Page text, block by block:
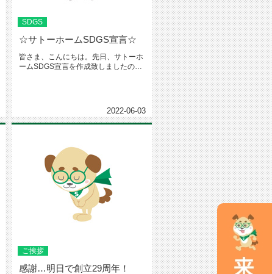
SDGS
☆サトーホームSDGS宣言☆
皆さま、こんにちは。先日、サトーホ
ームSDGS宣言を作成致しましたの
2022-06-03
ご挨拶
感謝…明日で創立29周年！